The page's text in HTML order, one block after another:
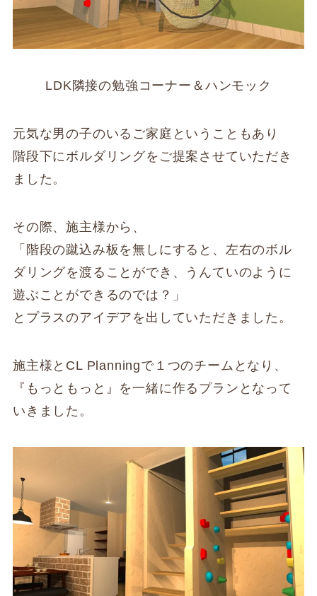
LDK隣接の勉強コーナー＆ハンモック
元気な男の子のいるご家庭ということもあり
階段下にボルダリングをご提案させていただき
ました。
その際、施主様から、
「階段の蹴込み板を無しにすると、左右のボル
ダリングを渡ることができ、うんていのように
遊ぶことができるのでは？」
とプラスのアイデアを出していただきました。
施主様とCL Planningで１つのチームとなり、
『もっともっと』を一緒に作るプランとなって
いきました。